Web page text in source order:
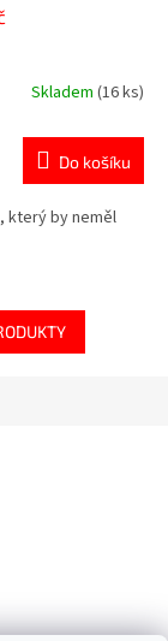
Skladem (16 ks)
Do košíku
který by neměl